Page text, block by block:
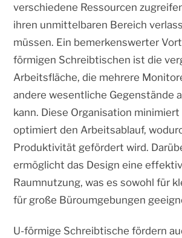
verschiedene Ressourcen
ihren unmittelbaren Bereich
müssen. Ein bemerkenswerter
förmigen Schreibtischen ist die
Arbeitsfläche, die mehrere
andere wesentliche Gegenstände
kann. Diese Organisation
optimiert den Arbeitsablauf,
Produktivität gefördert wird.
ermöglicht das Design eine
Raumnutzung, was es sowohl für
für große Büroumgebungen
U-förmige Schreibtische fördern